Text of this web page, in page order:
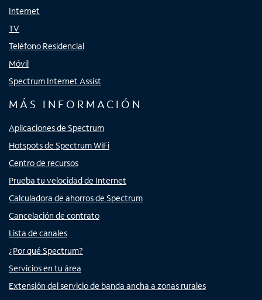
Internet
TV
Teléfono Residencial
Móvil
Spectrum Internet Assist
MÁS INFORMACIÓN
Aplicaciones de Spectrum
Hotspots de Spectrum WiFi
Centro de recursos
Prueba tu velocidad de Internet
Calculadora de ahorros de Spectrum
Cancelación de contrato
Lista de canales
¿Por qué Spectrum?
Servicios en tu área
Extensión del servicio de banda ancha a zonas rurales